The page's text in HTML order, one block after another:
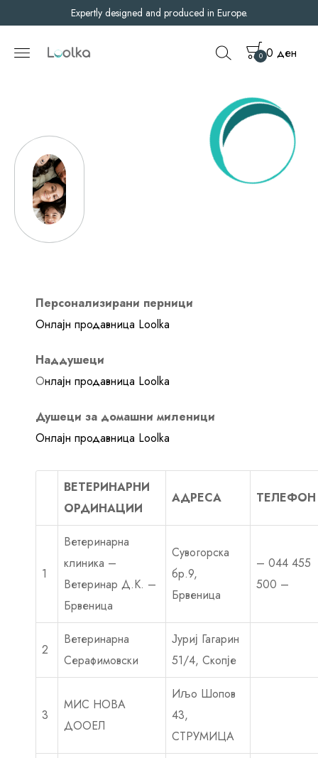
Expertly designed and produced in Europe.
0 ден
0
Персонализирани перници
Онлајн продавница Loolka
Наддушеци
Онлајн продавница Loolka
Душеци за домашни миленици
Онлајн продавница Loolka
ВЕТЕРИНАРНИ
ОРДИНАЦИИ
АДРЕСА ТЕЛЕФОН
1
Ветеринарна
клиника –
Ветеринар Д.К. –
Брвеница
Сувогорска
бр.9,
Брвеница
– 044 455
500 –
2
Ветеринарна
Серафимовски
Јуриј Гагарин
51/4, Скопје
3
МИС НОВА
ДООЕЛ
Иљо Шопов
43,
СТРУМИЦА